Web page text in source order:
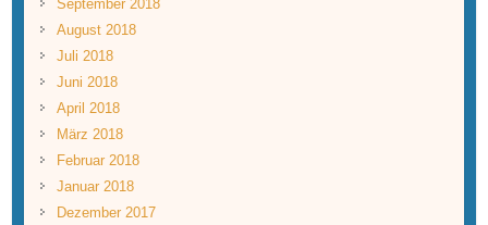
September 2018
August 2018
Juli 2018
Juni 2018
April 2018
März 2018
Februar 2018
Januar 2018
Dezember 2017